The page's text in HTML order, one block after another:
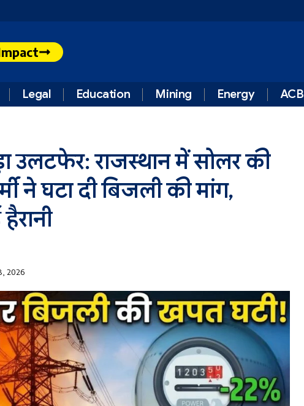
Legal Education Mining Energy ACB
उलटफेर: राजस्थान में सोलर की
ने घटा दी बिजली की मांग,
2026